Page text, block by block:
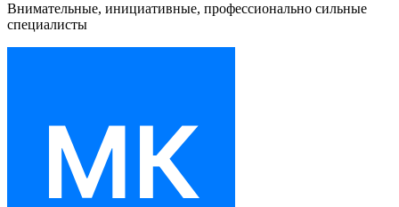
Внимательные, инициативные, профессионально сильные
специалисты